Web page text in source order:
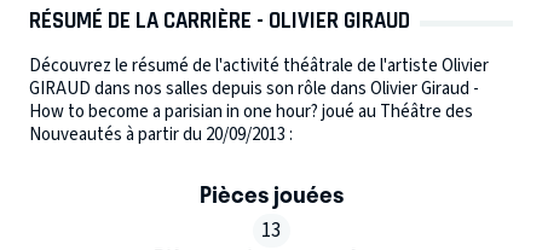
RÉSUMÉ DE LA CARRIÈRE - OLIVIER GIRAUD
Découvrez le résumé de l'activité théâtrale de l'artiste Olivier
GIRAUD dans nos salles depuis son rôle dans Olivier Giraud -
How to become a parisian in one hour? joué au Théâtre des
Nouveautés à partir du 20/09/2013 :
Pièces jouées
13